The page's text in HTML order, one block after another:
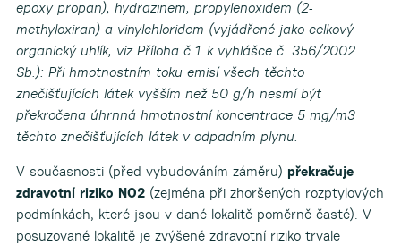
epoxy propan), hydrazinem, propylenoxidem (2-
methyloxiran) a vinylchloridem (vyjádřené jako celkový
organický uhlík, viz Příloha č.1 k vyhlášce č. 356/2002
Sb.): Při hmotnostním toku emisí všech těchto
znečišťujících látek vyšším než 50 g/h nesmí být
překročena úhrnná hmotnostní koncentrace 5 mg/m3
těchto znečišťujících látek v odpadním plynu.
V současnosti (před vybudováním záměru) překračuje
zdravotní riziko NO2(zejména při zhoršených rozptylových
podmínkách, které jsou v dané lokalitě poměrně časté). V
posuzované lokalitě je zvýšené zdravotní riziko trvale